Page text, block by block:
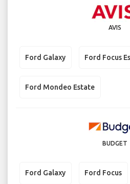
AVIS
Ford Galaxy Ford Focus
Ford Mondeo Estate
BUDGET
Ford Galaxy Ford Focus